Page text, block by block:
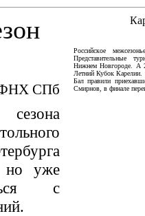
СПб
но уже
с
Российское
Представительные
Нижнем Новгороде. А
Летний Кубок Карелии.
Бал правили
Смирнов, в финале